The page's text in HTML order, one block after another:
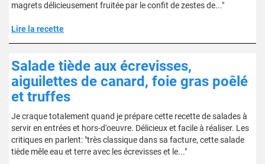
magrets délicieusement fruitée par le confit de zestes de..."
Lire la recette
Salade tiède aux écrevisses,
aiguilettes de canard, foie gras poêlé
et truffes
Je craque totalement quand je prépare cette recette de salades à
servir en entrées et hors-d'oeuvre. Délicieux et facile à réaliser. Les
critiques en parlent: "très classique dans sa facture, cette salade
tiède mêle eau et terre avec les écrevisses et le..."